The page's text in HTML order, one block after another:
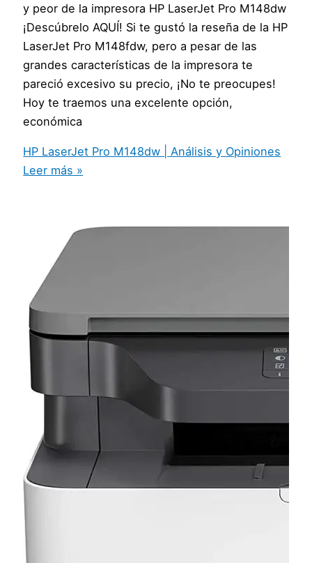
y peor de la impresora HP LaserJet Pro M148dw
¡Descúbrelo AQUÍ! Si te gustó la reseña de la HP
LaserJet Pro M148fdw, pero a pesar de las
grandes características de la impresora te
pareció excesivo su precio, ¡No te preocupes!
Hoy te traemos una excelente opción,
económica
HP LaserJet Pro M148dw | Análisis y Opiniones
Leer más »